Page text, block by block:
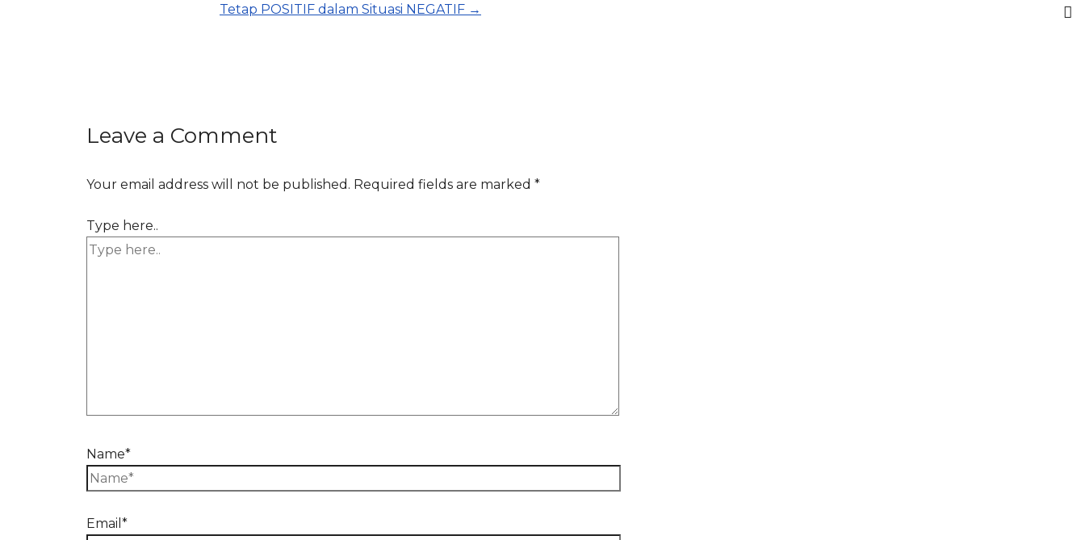
Tetap POSITIF dalam Situasi NEGATIF →
Leave a Comment
Your email address will not be published. Required fields are marked *
Type here..
Name*
Email*